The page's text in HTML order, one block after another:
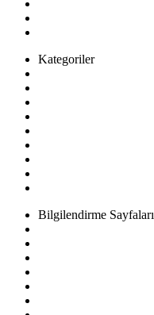
Kategoriler
Bilgilendirme Sayfaları